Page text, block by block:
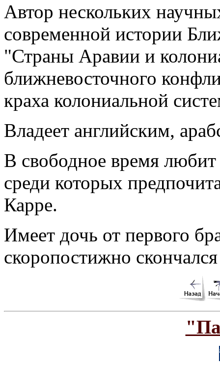
Автор нескольких
современной истории
"Страны Аравии и
ближневосточного
краха колониальной
Владеет английским,
В свободное время любит
среди которых
Карре.
Имеет дочь от первого
скоропостижно